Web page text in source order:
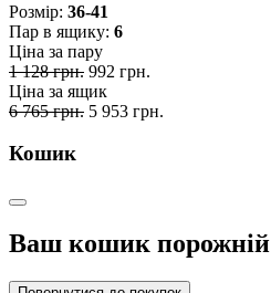
Розмiр: 36-41
Пар в ящику: 6
Ціна за пару
1 128 грн. 992 грн.
Ціна за ящик
6 765 грн. 5 953 грн.
Кошик
Ваш кошик порожній